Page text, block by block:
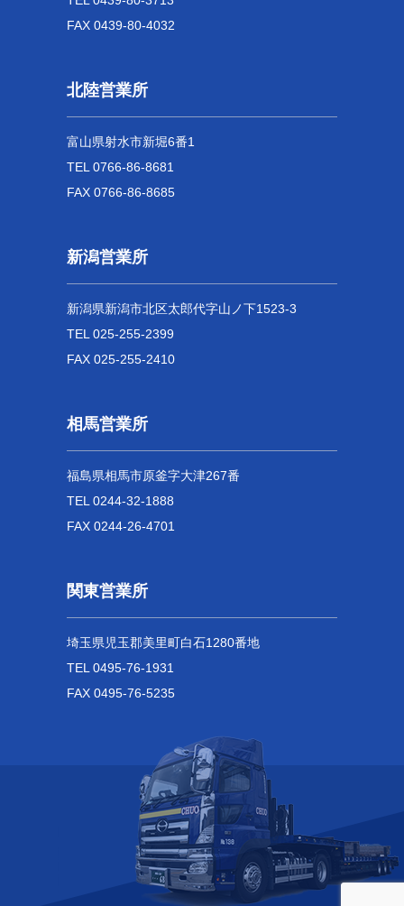
FAX 0439-80-4032
北陸営業所
富山県射水市新堀6番1
TEL 0766-86-8681
FAX 0766-86-8685
新潟営業所
新潟県新潟市北区太郎代字山ノ下1523-3
TEL 025-255-2399
FAX 025-255-2410
相馬営業所
福島県相馬市原釜字大津267番
TEL 0244-32-1888
FAX 0244-26-4701
関東営業所
埼玉県児玉郡美里町白石1280番地
TEL 0495-76-1931
FAX 0495-76-5235